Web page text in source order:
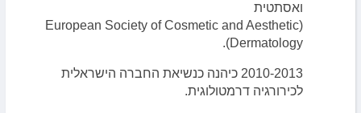
ואסתטית
(European Society of Cosmetic and Aesthetic
Dermatology).
2010-2013 כיהנה כנשיאת החברה הישראלית
לכירורגיה דרמטולוגית.